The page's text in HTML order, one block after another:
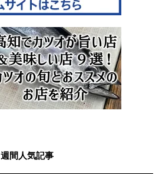
週間人気記事